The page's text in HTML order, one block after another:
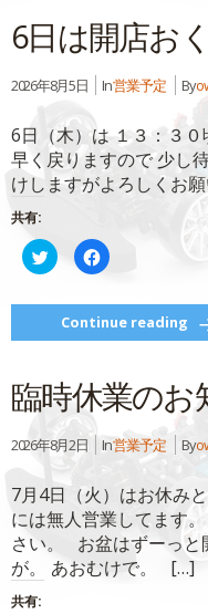
6日は開店お
2026年8月5日 In営業予定 By
6日（木）は １３：３
早く戻りますので 少し
けしますがよろしくお願
共有:
ク
リ
し
て
Twitter
で
(新
し
い
ィ
ン
で
開
き
ま
す)
Facebook
で
す
る
に
は
ッ
ク
し
く
だ
さ
(新
し
い
ウ
ィ
ン
ド
Continue reading
臨時休業のお
2026年8月2日 In営業予定 By
7月4日（火）はお休み
には無人営業してます
さい。 お盆はずーっと
が。 あおむけで。 […]
共有: